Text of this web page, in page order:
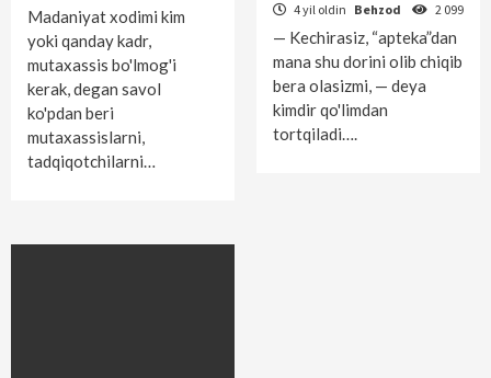
Madaniyat xodimi kim
yoki qanday kadr,
mutaxassis bo'lmog'i
kerak, degan savol
ko'pdan beri
mutaxassislarni,
tadqiqotchilarni…
4 yil oldin Behzod 2 099
— Kechirasiz, “apteka”dan
mana shu dorini olib chiqib
bera olasizmi, — deya
kimdir qo'limdan
tortqiladi….